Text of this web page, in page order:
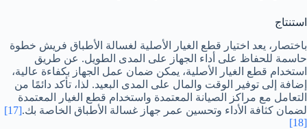
استنتاج
باختصار، يعد اختيار قطع الغيار الأصلية لغسالة الأطباق فريش خطوة
حاسمة للحفاظ على أداء الجهاز على المدى الطويل. عن طريق
استخدام قطع الغيار الأصلية، يمكن ضمان عمل الجهاز بكفاءة عالية،
إضافة إلى توفير الوقت والمال على المدى البعيد. لذا، تأكد دائمًا من
التعامل مع مراكز الصيانة المعتمدة واستخدام قطع الغيار المعتمدة
لضمان كثافة الأداء وتحسين عمر جهاز غسالة الأطباق الخاصة بك.[17]
[18]